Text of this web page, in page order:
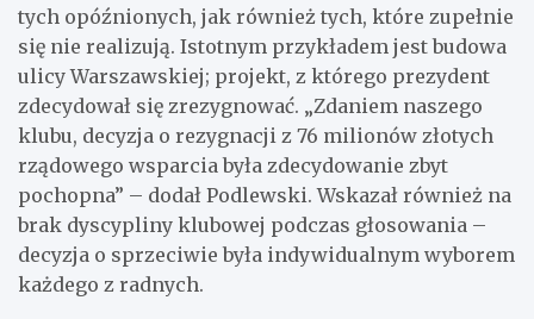
tych opóźnionych, jak również tych, które zupełnie
się nie realizują. Istotnym przykładem jest budowa
ulicy Warszawskiej; projekt, z którego prezydent
zdecydował się zrezygnować. „Zdaniem naszego
klubu, decyzja o rezygnacji z 76 milionów złotych
rządowego wsparcia była zdecydowanie zbyt
pochopna” – dodał Podlewski. Wskazał również na
brak dyscypliny klubowej podczas głosowania –
decyzja o sprzeciwie była indywidualnym wyborem
każdego z radnych.